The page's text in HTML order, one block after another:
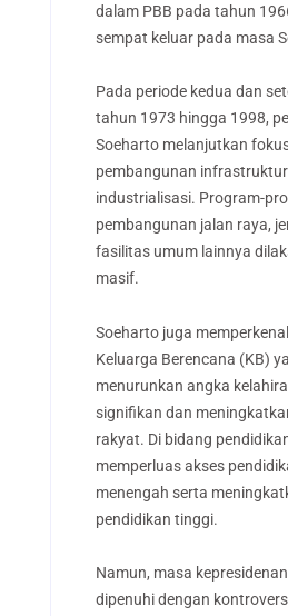
dalam PBB pada tahun
sempat keluar pada masa
Pada periode kedua dan
tahun 1973 hingga 1998,
Soeharto melanjutkan
pembangunan
industrialisasi. Program-
pembangunan jalan raya,
fasilitas umum lainnya
masif.
Soeharto juga
Keluarga Berencana (KB)
menurunkan angka
signifikan dan
rakyat. Di bidang
memperluas akses
menengah serta
pendidikan tinggi.
Namun, masa
dipenuhi dengan